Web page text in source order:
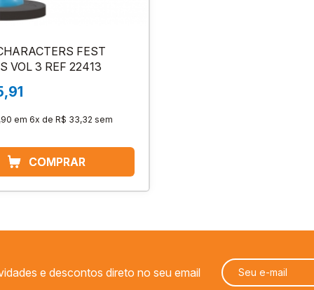
FEST
VOL 3 REF 22413
em 6x de R$ 33,32 sem
e descontos direto no seu email